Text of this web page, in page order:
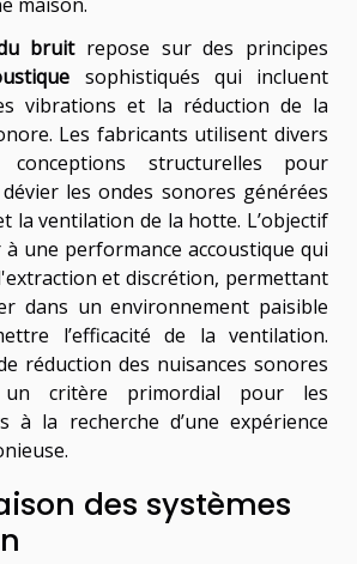
bruitrepose sur des principes
sophistiqués qui incluent
vibrations et la réduction de la
Les fabricants utilisent divers
structurelles pour
les ondes sonores générées
la ventilation de la hotte. L’objectif
une performance accoustique qui
et discrétion, permettant
dans un environnement paisible
l’efficacité de la ventilation.
réduction des nuisances sonores
un critère primordial pour les
à la recherche d’une expérience
des systèmes